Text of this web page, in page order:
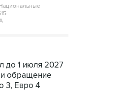
до 1 июля 2027
и обращение
3, Евро 4